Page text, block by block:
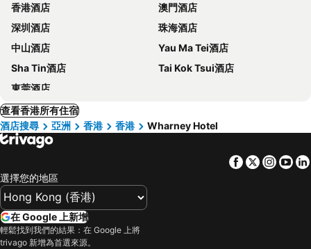
香港酒店
澳門酒店
深圳酒店
珠海酒店
中山酒店
Yau Ma Tei酒店
Sha Tin酒店
Tai Kok Tsui酒店
東莞酒店
查看香港所有住宿
酒店搜尋
亞洲 香港 香港 Wharney Hotel
Facebook
Twitter
選擇您的地區
在 Google 上新增
輕鬆找到我們的結果：在 Google 上將
trivago 新增為首選來源。